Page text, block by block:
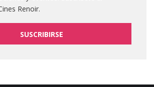
Renoir.
SUSCRIBIRSE